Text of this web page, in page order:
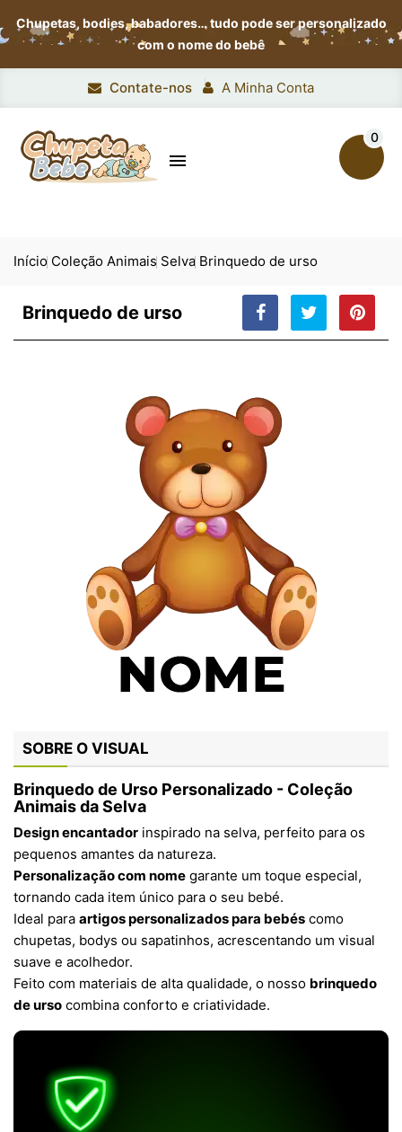
Chupetas, bodies, babadores…tudo pode ser personalizado
com o nome do bebê
Contate-nos A Minha Conta

0
Início Coleção Animais Selva Brinquedo de urso
Brinquedo de urso
SOBRE O VISUAL
Brinquedo de Urso Personalizado - Coleção
Animais da Selva
Design encantador inspirado na selva, perfeito para os
pequenos amantes da natureza.
Personalização com nome garante um toque especial,
tornando cada item único para o seu bebé.
Ideal para artigos personalizados para bebés como
chupetas, bodys ou sapatinhos, acrescentando um visual
suave e acolhedor.
Feito com materiais de alta qualidade, o nosso brinquedo
de urso combina conforto e criatividade.